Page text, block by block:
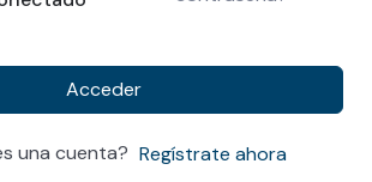
Acceder
una cuenta? Regístrate ahora